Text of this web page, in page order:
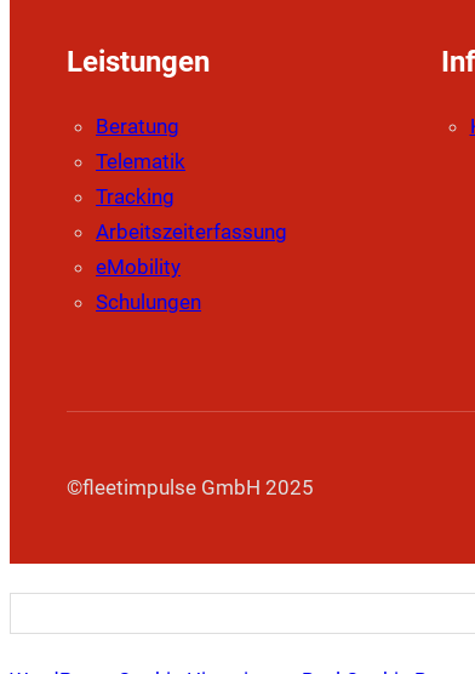
Leistungen
Beratung
Telematik
Tracking
Arbeitszeiterfassung
eMobility
Schulungen
©fleetimpulse GmbH 2025